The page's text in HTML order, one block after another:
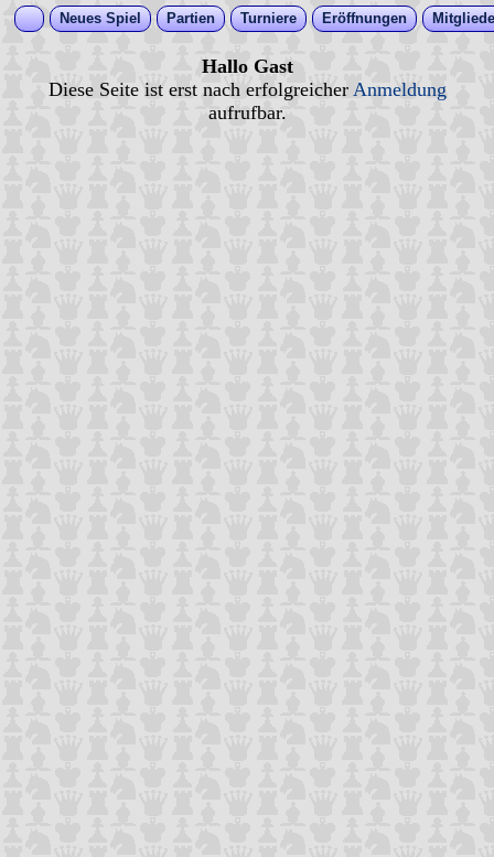
Neues Spiel Partien Turniere Eröffnungen
Hallo Gast
Diese Seite ist erst nach erfolgreicher Anmeldung
aufrufbar.